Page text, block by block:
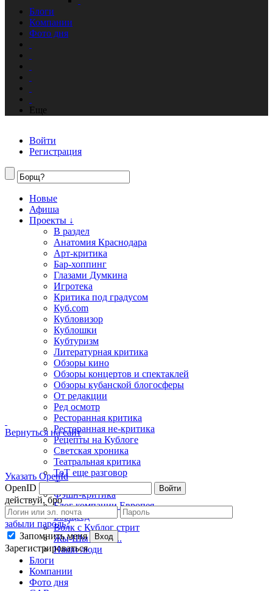
Вернуться на сайт
Указать OpenId
OpenID
Войти
действуй, бро
забыли пароль?
Запомнить меня
Вход
Зарегистрироваться
Блоги
Компании
Фото дня
Еще
Войти
Регистрация
Новые
Афиша
Проекты ↓
В раздел
Анатомия Краснодара
Арт-критика
Бар-хоппинг
Глазами Думкина
Игротека
Критика под градусом
Куб.com
Кубловизор
Кублошки
Кубтуризм
Литературная критика
Обзоры кино
Обзоры концертов и спектаклей
Обзоры кубанской блогосферы
От редакции
Ред осмотр
Ресторанная критика
Ресторанная не-критика
Рецепты на Кублоге
Светская хроника
Театральная критика
ТоТ еще разговор
Фото недели
Фэшн-критика
Блог компании Европея
Борщеед
Волк с Кублог стрит
Жы-Шы пиши...
Наши люди
Блоги
Компании
Фото дня